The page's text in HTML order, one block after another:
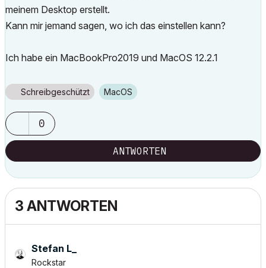
meinem Desktop erstellt.
Kann mir jemand sagen, wo ich das einstellen kann?
Ich habe ein MacBookPro2019 und MacOS 12.2.1
Schreibgeschützt macOS
0
ANTWORTEN
3 ANTWORTEN
Stefan L_
Rockstar